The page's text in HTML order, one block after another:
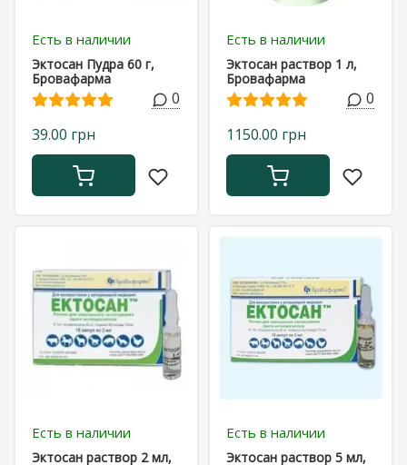
Есть в наличии
Эктосан Пудра 60 г,
Бровафарма
0
39.00 грн
Есть в наличии
Эктосан раствор 1 л,
Бровафарма
0
1150.00 грн
Есть в наличии
Эктосан раствор 2 мл,
Есть в наличии
Эктосан раствор 5 мл,